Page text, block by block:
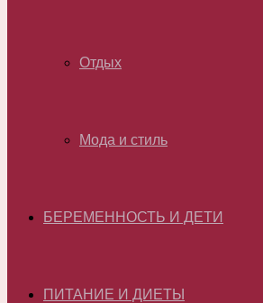
Отдых
Мода и стиль
БЕРЕМЕННОСТЬ И ДЕТИ
ПИТАНИЕ И ДИЕТЫ